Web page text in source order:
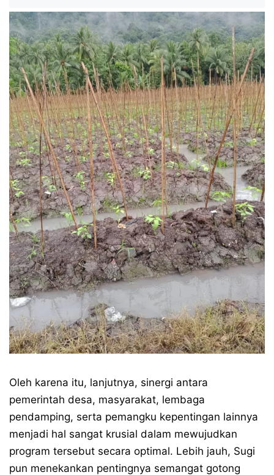
Oleh karena itu, lanjutnya, sinergi antara
pemerintah desa, masyarakat, lembaga
pendamping, serta pemangku kepentingan lainnya
menjadi hal sangat krusial dalam mewujudkan
program tersebut secara optimal. Lebih jauh, Sugi
pun menekankan pentingnya semangat gotong